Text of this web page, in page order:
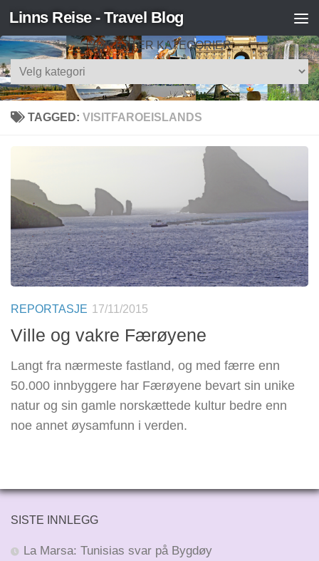
Skip to content
Linns Reise - Travel Blog
SØK ETTER KATEGORIER
Søk
etter
TAGGED: VISITFAROEISLANDS
REPORTASJE 17/11/2015
Ville og vakre Færøyene
Langt fra nærmeste fastland, og med færre enn
50.000 innbyggere har Færøyene bevart sin unike
natur og sin gamle norskættede kultur bedre enn
noe annet øysamfunn i verden.
SISTE INNLEGG
La Marsa: Tunisias svar på Bygdøy